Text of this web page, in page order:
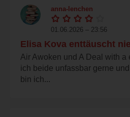
anna-lenchen
01.06.2026 – 23:56
Elisa Kova enttäuscht nie
Air Awoken und A Deal with a
ich beide unfassbar gerne
bin ich...